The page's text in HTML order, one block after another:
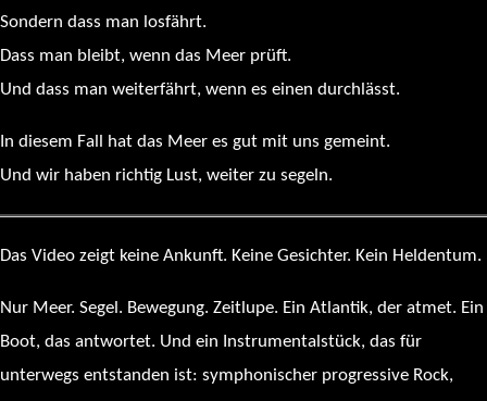
Sondern dass man losfährt.
Dass man bleibt, wenn das Meer prüft.
Und dass man weiterfährt, wenn es einen durchlässt.
In diesem Fall hat das Meer es gut mit uns gemeint.
Und wir haben richtig Lust, weiter zu segeln.
Das Video zeigt keine Ankunft. Keine Gesichter. Kein Heldentum.
Nur Meer. Segel. Bewegung. Zeitlupe. Ein Atlantik, der atmet. Ein
Boot, das antwortet. Und ein Instrumentalstück, das für
unterwegs entstanden ist: symphonischer progressive Rock,